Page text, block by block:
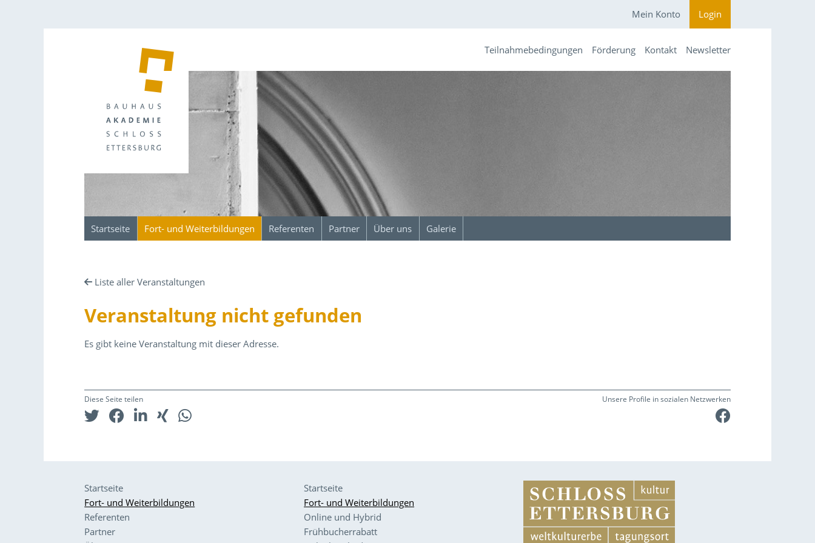
Mein Konto Login
Startseite Fort- und Weiterbildungen Referenten Partner Über uns Galerie
Teilnahmebedingungen Förderung Kontakt Newsletter
Liste aller Veranstaltungen
Veranstaltung nicht gefunden
Es gibt keine Veranstaltung mit dieser Adresse.
Diese Seite teilen Unsere Profile in sozialen Netzwerken
Startseite
Fort- und Weiterbildungen
Referenten
Partner
Startseite
Fort- und Weiterbildungen
Online und Hybrid
Frühbucherrabatt